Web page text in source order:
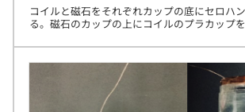
コイルと磁石をそれぞれカップの底にセロハ
る。磁石のカップの上にコイルのプラカップを